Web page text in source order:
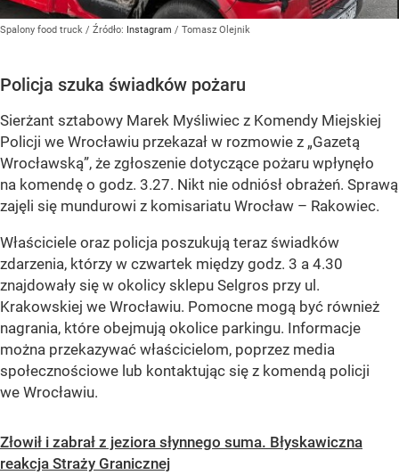
Spalony food truck / Źródło: Instagram / Tomasz Olejnik
Policja szuka świadków pożaru
Sierżant sztabowy Marek Myśliwiec z Komendy Miejskiej
Policji we Wrocławiu przekazał w rozmowie z „Gazetą
Wrocławską”, że zgłoszenie dotyczące pożaru wpłynęło
na komendę o godz. 3.27. Nikt nie odniósł obrażeń. Sprawą
zajęli się mundurowi z komisariatu Wrocław – Rakowiec.
Właściciele oraz policja poszukują teraz świadków
zdarzenia, którzy w czwartek między godz. 3 a 4.30
znajdowały się w okolicy sklepu Selgros przy ul.
Krakowskiej we Wrocławiu. Pomocne mogą być również
nagrania, które obejmują okolice parkingu. Informacje
można przekazywać właścicielom, poprzez media
społecznościowe lub kontaktując się z komendą policji
we Wrocławiu.
Złowił i zabrał z jeziora słynnego suma. Błyskawiczna
reakcja Straży Granicznej